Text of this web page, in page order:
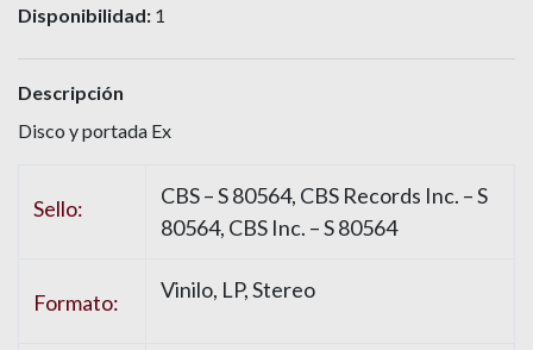
Disponibilidad: 1
Descripción
Disco y portada Ex
Sello:
CBS – S 80564, CBS Records Inc. – S
80564, CBS Inc. – S 80564
Formato: Vinilo, LP, Stereo